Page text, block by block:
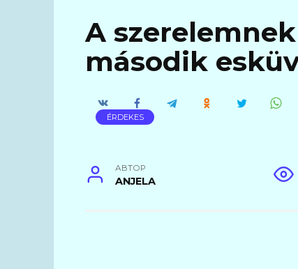
A
második
ÉRDEKES
АВТОР
ANJELA